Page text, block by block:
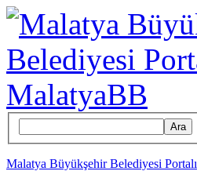
Ara
Malatya Büyükşehir Belediyesi Portalı